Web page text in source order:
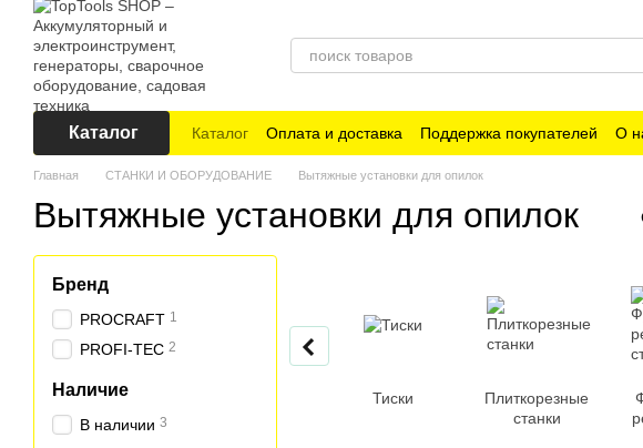
Перейти к основному контенту
Каталог Каталог Оплата и доставка Поддержка покупателей О
Главная СТАНКИ И ОБОРУДОВАНИЕ Вытяжные установки для опилок
Вытяжные установки для опилок
Тиски
Плиткорезные
станки
Бренд
PROCRAFT 1
PROFI-TEC 2
Наличие
В наличии 3